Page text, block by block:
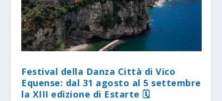
Festival della Danza Città di Vico
Equense: dal 31 agosto al 5 settembre
la XIII edizione di Estarte 🗓